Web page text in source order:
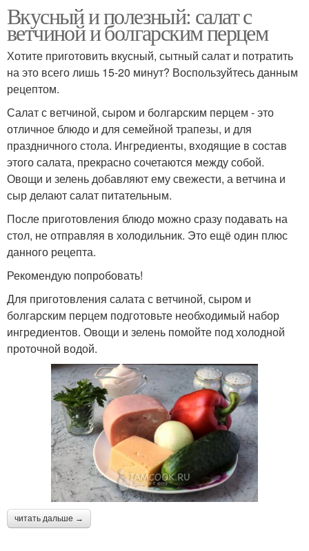
Вкусный и полезный: салат с
ветчиной и болгарским перцем
Хотите приготовить вкусный, сытный салат и потратить
на это всего лишь 15-20 минут? Воспользуйтесь данным
рецептом.
Салат с ветчиной, сыром и болгарским перцем - это
отличное блюдо и для семейной трапезы, и для
праздничного стола. Ингредиенты, входящие в состав
этого салата, прекрасно сочетаются между собой.
Овощи и зелень добавляют ему свежести, а ветчина и
сыр делают салат питательным.
После приготовления блюдо можно сразу подавать на
стол, не отправляя в холодильник. Это ещё один плюс
данного рецепта.
Рекомендую попробовать!
Для приготовления салата с ветчиной, сыром и
болгарским перцем подготовьте необходимый набор
ингредиентов. Овощи и зелень помойте под холодной
проточной водой.
читать дальше →